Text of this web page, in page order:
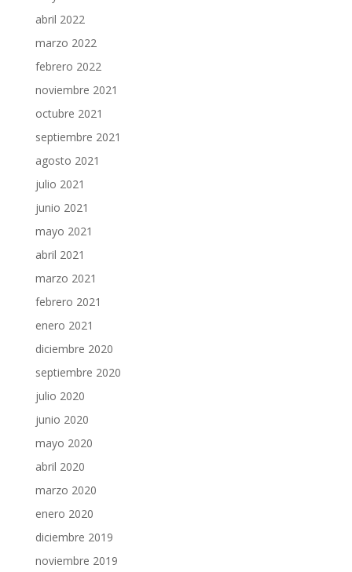
abril 2022
marzo 2022
febrero 2022
noviembre 2021
octubre 2021
septiembre 2021
agosto 2021
julio 2021
junio 2021
mayo 2021
abril 2021
marzo 2021
febrero 2021
enero 2021
diciembre 2020
septiembre 2020
julio 2020
junio 2020
mayo 2020
abril 2020
marzo 2020
enero 2020
diciembre 2019
noviembre 2019